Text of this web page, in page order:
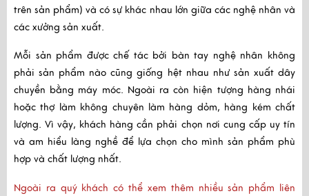
trên sản phẩm) và có sự khác nhau lớn giữa các nghệ nhân và
các xưởng sản xuất.
Mỗi sản phẩm được chế tác bởi bàn tay nghệ nhân không
phải sản phẩm nào cũng giống hệt nhau như sản xuất dây
chuyền bằng máy móc. Ngoài ra còn hiện tượng hàng nhái
hoặc thợ làm không chuyên làm hàng dỏm, hàng kém chất
lượng. Vì vậy, khách hàng cần phải chọn nơi cung cấp uy tín
và am hiểu làng nghề để lựa chọn cho mình sản phẩm phù
hợp và chất lượng nhất.
Ngoài ra quý khách có thể xem thêm nhiều sản phẩm liên